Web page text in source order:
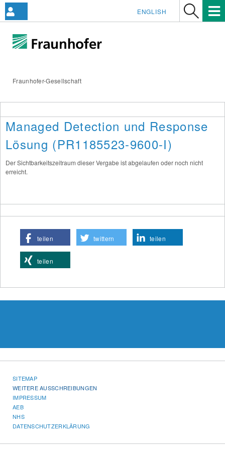
Fraunhofer-Gesellschaft
ENGLISH
Managed Detection und Response
Lösung (PR1185523-9600-I)
Der Sichtbarkeitszeitraum dieser Vergabe ist abgelaufen oder noch nicht
erreicht.
teilen twittern teilen
teilen
SITEMAP
WEITERE AUSSCHREIBUNGEN
IMPRESSUM
AEB
NHS
DATENSCHUTZERKLÄRUNG